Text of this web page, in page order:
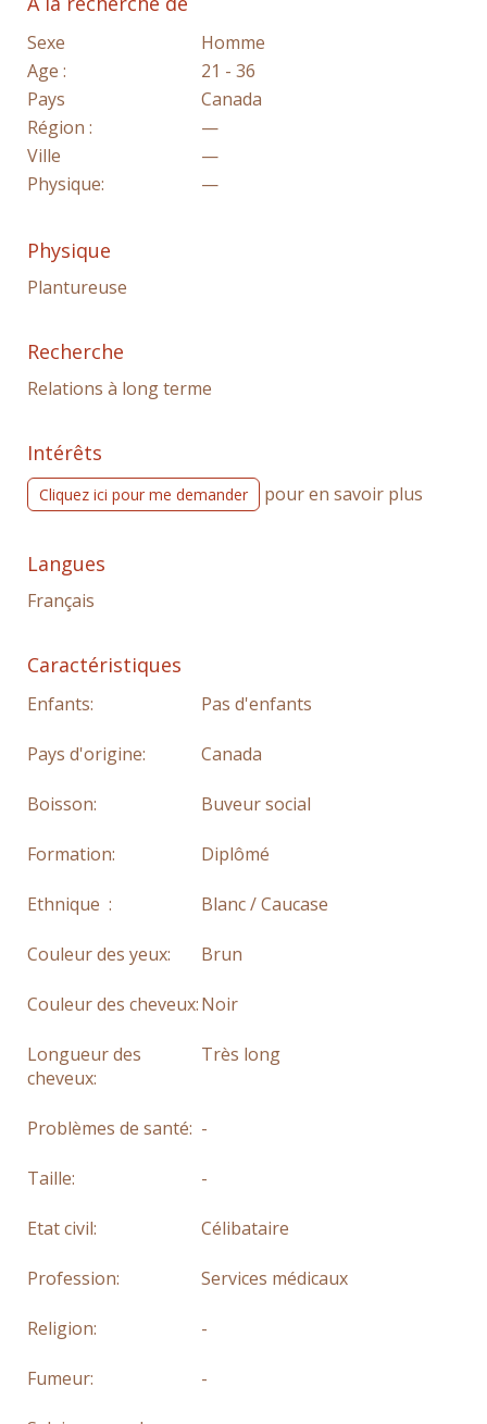
Sexe
Homme
Age :
21 - 36
Pays
Canada
Région :
—
Ville
—
Physique:
—
Physique
Plantureuse
Recherche
Relations à long terme
Intérêts
Cliquez ici pour me demander pour en savoir plus
Langues
Français
Caractéristiques
Enfants: Pas d'enfants
Pays d'origine: Canada
Boisson: Buveur social
Formation: Diplômé
Ethnique : Blanc / Caucase
Couleur des yeux: Brun
Couleur des cheveux:Noir
Longueur des
cheveux:
Très long
Problèmes de santé: -
Taille: -
Etat civil: Célibataire
Profession: Services médicaux
Religion: -
Fumeur: -